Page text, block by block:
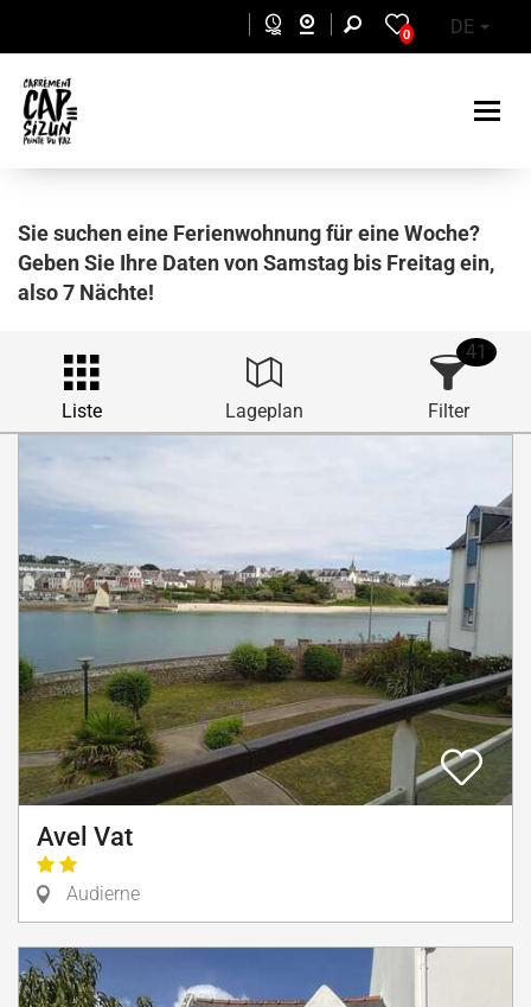
0 DE
Sie suchen eine Ferienwohnung für eine Woche?
Geben Sie Ihre Daten von Samstag bis Freitag ein,
also 7 Nächte!
Liste Lageplan Filter
41
Avel Vat
Audierne